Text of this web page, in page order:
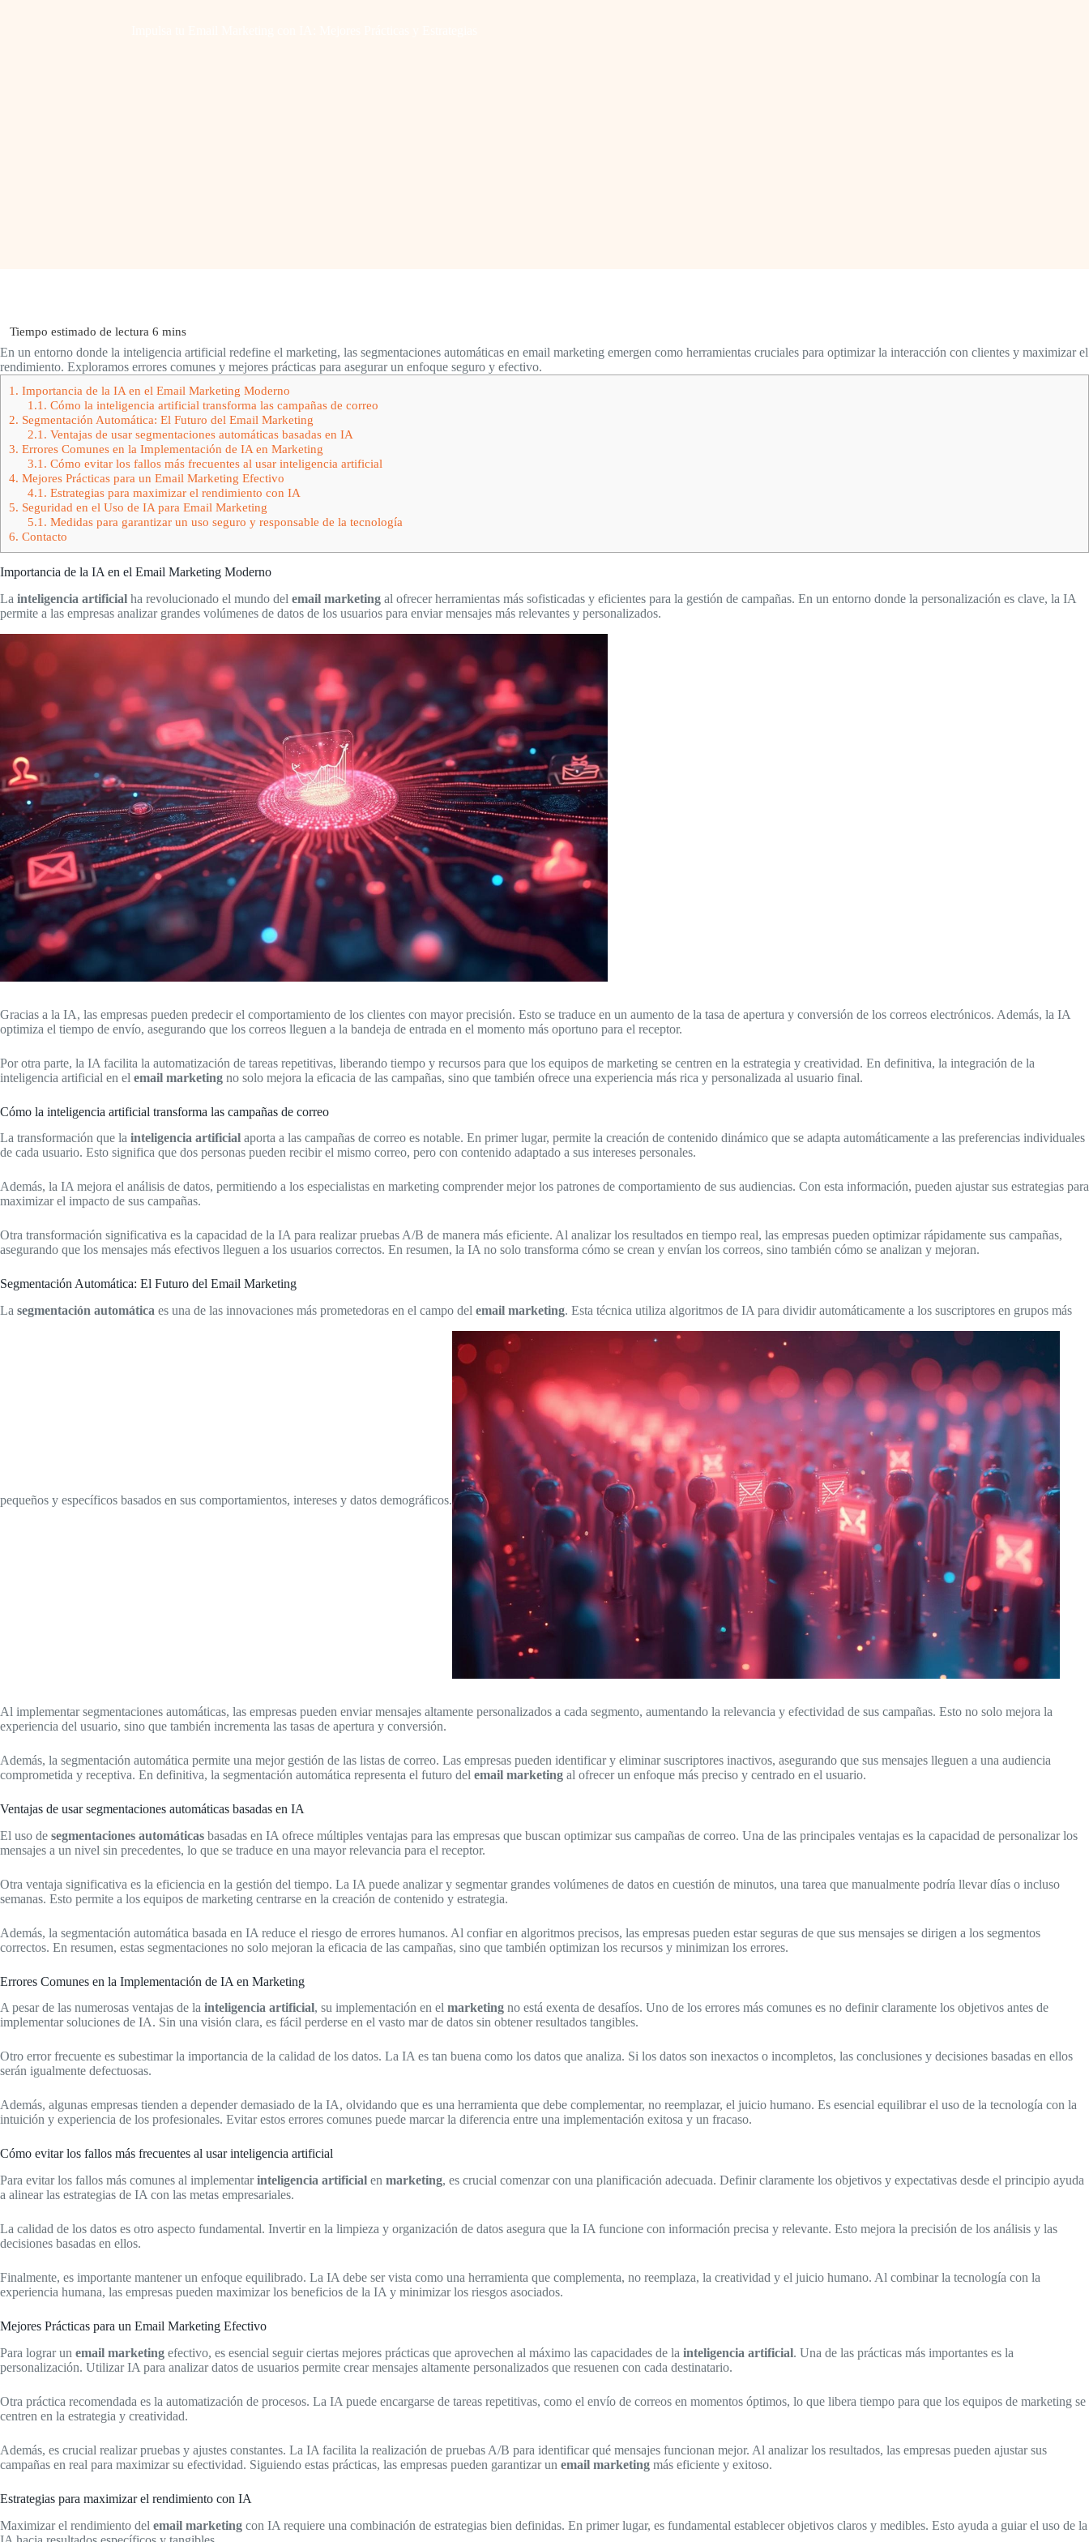
En un entorno donde la inteligencia artificial redefine el marketing, las segmentaciones automáticas en email marketing emergen como herramientas cruciales para optimizar la interacción con clientes y maximizar el
rendimiento. Exploramos errores comunes y mejores prácticas para asegurar un enfoque seguro y efectivo.
1. Importancia de la IA en el Email Marketing Moderno
1.1. Cómo la inteligencia artificial transforma las campañas de correo
2. Segmentación Automática: El Futuro del Email Marketing
2.1. Ventajas de usar segmentaciones automáticas basadas en IA
3. Errores Comunes en la Implementación de IA en Marketing
3.1. Cómo evitar los fallos más frecuentes al usar inteligencia artificial
4. Mejores Prácticas para un Email Marketing Efectivo
4.1. Estrategias para maximizar el rendimiento con IA
5. Seguridad en el Uso de IA para Email Marketing
5.1. Medidas para garantizar un uso seguro y responsable de la tecnología
6. Contacto
Importancia de la IA en el Email Marketing Moderno
La inteligencia artificial ha revolucionado el mundo del email marketing al ofrecer herramientas más sofisticadas y eficientes para la gestión de campañas. En un entorno donde la personalización es clave, la IA
permite a las empresas analizar grandes volúmenes de datos de los usuarios para enviar mensajes más relevantes y personalizados.
Gracias a la IA, las empresas pueden predecir el comportamiento de los clientes con mayor precisión. Esto se traduce en un aumento de la tasa de apertura y conversión de los correos electrónicos. Además, la IA
optimiza el tiempo de envío, asegurando que los correos lleguen a la bandeja de entrada en el momento más oportuno para el receptor.
Por otra parte, la IA facilita la automatización de tareas repetitivas, liberando tiempo y recursos para que los equipos de marketing se centren en la estrategia y creatividad. En definitiva, la integración de la
inteligencia artificial en el email marketing no solo mejora la eficacia de las campañas, sino que también ofrece una experiencia más rica y personalizada al usuario final.
Cómo la inteligencia artificial transforma las campañas de correo
La transformación que la inteligencia artificial aporta a las campañas de correo es notable. En primer lugar, permite la creación de contenido dinámico que se adapta automáticamente a las preferencias individuales
de cada usuario. Esto significa que dos personas pueden recibir el mismo correo, pero con contenido adaptado a sus intereses personales.
Además, la IA mejora el análisis de datos, permitiendo a los especialistas en marketing comprender mejor los patrones de comportamiento de sus audiencias. Con esta información, pueden ajustar sus estrategias para
maximizar el impacto de sus campañas.
Otra transformación significativa es la capacidad de la IA para realizar pruebas A/B de manera más eficiente. Al analizar los resultados en tiempo real, las empresas pueden optimizar rápidamente sus campañas,
asegurando que los mensajes más efectivos lleguen a los usuarios correctos. En resumen, la IA no solo transforma cómo se crean y envían los correos, sino también cómo se analizan y mejoran.
Segmentación Automática: El Futuro del Email Marketing
La segmentación automática es una de las innovaciones más prometedoras en el campo del email marketing. Esta técnica utiliza algoritmos de IA para dividir automáticamente a los suscriptores en grupos más
pequeños y específicos basados en sus comportamientos, intereses y datos demográficos.
Al implementar segmentaciones automáticas, las empresas pueden enviar mensajes altamente personalizados a cada segmento, aumentando la relevancia y efectividad de sus campañas. Esto no solo mejora la
experiencia del usuario, sino que también incrementa las tasas de apertura y conversión.
Además, la segmentación automática permite una mejor gestión de las listas de correo. Las empresas pueden identificar y eliminar suscriptores inactivos, asegurando que sus mensajes lleguen a una audiencia
comprometida y receptiva. En definitiva, la segmentación automática representa el futuro del email marketing al ofrecer un enfoque más preciso y centrado en el usuario.
Ventajas de usar segmentaciones automáticas basadas en IA
El uso de segmentaciones automáticas basadas en IA ofrece múltiples ventajas para las empresas que buscan optimizar sus campañas de correo. Una de las principales ventajas es la capacidad de personalizar los
mensajes a un nivel sin precedentes, lo que se traduce en una mayor relevancia para el receptor.
Otra ventaja significativa es la eficiencia en la gestión del tiempo. La IA puede analizar y segmentar grandes volúmenes de datos en cuestión de minutos, una tarea que manualmente podría llevar días o incluso
semanas. Esto permite a los equipos de marketing centrarse en la creación de contenido y estrategia.
Además, la segmentación automática basada en IA reduce el riesgo de errores humanos. Al confiar en algoritmos precisos, las empresas pueden estar seguras de que sus mensajes se dirigen a los segmentos
correctos. En resumen, estas segmentaciones no solo mejoran la eficacia de las campañas, sino que también optimizan los recursos y minimizan los errores.
Errores Comunes en la Implementación de IA en Marketing
A pesar de las numerosas ventajas de la inteligencia artificial, su implementación en el marketing no está exenta de desafíos. Uno de los errores más comunes es no definir claramente los objetivos antes de
implementar soluciones de IA. Sin una visión clara, es fácil perderse en el vasto mar de datos sin obtener resultados tangibles.
Otro error frecuente es subestimar la importancia de la calidad de los datos. La IA es tan buena como los datos que analiza. Si los datos son inexactos o incompletos, las conclusiones y decisiones basadas en ellos
serán igualmente defectuosas.
Además, algunas empresas tienden a depender demasiado de la IA, olvidando que es una herramienta que debe complementar, no reemplazar, el juicio humano. Es esencial equilibrar el uso de la tecnología con la
intuición y experiencia de los profesionales. Evitar estos errores comunes puede marcar la diferencia entre una implementación exitosa y un fracaso.
Cómo evitar los fallos más frecuentes al usar inteligencia artificial
Para evitar los fallos más comunes al implementarinteligencia artificial en marketing, es crucial comenzar con una planificación adecuada. Definir claramente los objetivos y expectativas desde el principio ayuda
a alinear las estrategias de IA con las metas empresariales.
La calidad de los datos es otro aspecto fundamental. Invertir en la limpieza y organización de datos asegura que la IA funcione con información precisa y relevante. Esto mejora la precisión de los análisis y las
decisiones basadas en ellos.
Finalmente, es importante mantener un enfoque equilibrado. La IA debe ser vista como una herramienta que complementa, no reemplaza, la creatividad y el juicio humano. Al combinar la tecnología con la
experiencia humana, las empresas pueden maximizar los beneficios de la IA y minimizar los riesgos asociados.
Mejores Prácticas para un Email Marketing Efectivo
Para lograr un email marketing efectivo, es esencial seguir ciertas mejores prácticas que aprovechen al máximo las capacidades de la inteligencia artificial. Una de las prácticas más importantes es la
personalización. Utilizar IA para analizar datos de usuarios permite crear mensajes altamente personalizados que resuenen con cada destinatario.
Otra práctica recomendada es la automatización de procesos. La IA puede encargarse de tareas repetitivas, como el envío de correos en momentos óptimos, lo que libera tiempo para que los equipos de marketing se
centren en la estrategia y creatividad.
Además, es crucial realizar pruebas y ajustes constantes. La IA facilita la realización de pruebas A/B para identificar qué mensajes funcionan mejor. Al analizar los resultados, las empresas pueden ajustar sus
campañas en real para maximizar su efectividad. Siguiendo estas prácticas, las empresas pueden garantizar un email marketing más eficiente y exitoso.
Estrategias para maximizar el rendimiento con IA
Maximizar el rendimiento del email marketing con IA requiere una combinación de estrategias bien definidas. En primer lugar, es fundamental establecer objetivos claros y medibles. Esto ayuda a guiar el uso de la